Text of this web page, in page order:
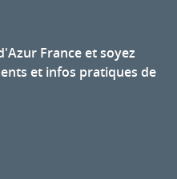
France et soyez
et infos pratiques de